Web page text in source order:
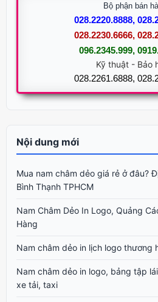
Bộ phận bán
028.2220.8888,
028.2230.6666,
096.2345.999,
Kỹ thuật - Bảo
028.2261.6888,
Nội dung mới
Mua nam châm dẻo giá rẻ ở đâu?
Bình Thạnh TPHCM
Nam Châm Dẻo In Logo, Quảng
Hàng
Nam châm dẻo in lịch logo thương
Nam châm dẻo in logo, bảng tập
xe tải, taxi